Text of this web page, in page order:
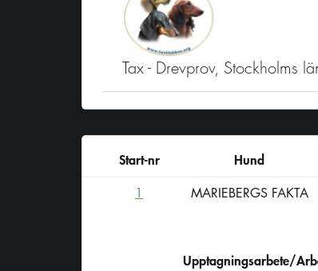
Tax - Drevprov, Stockholms
Start-nr Hund
1
MARIEBERGS FAKTA
Upptagningsarbete/